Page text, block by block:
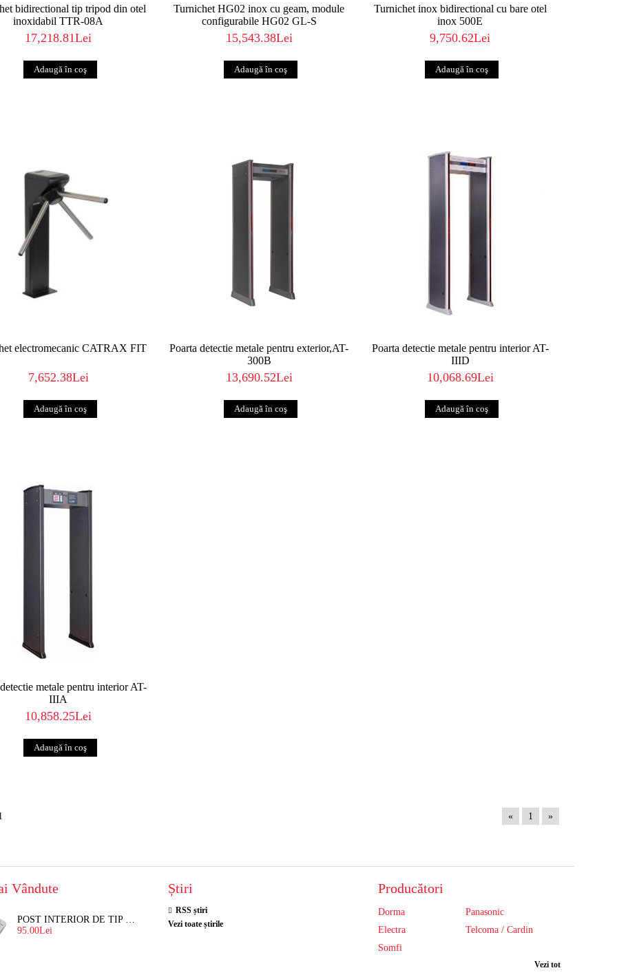
bidirectional tip tripod din otel
inoxidabil TTR-08A
17,218.81Lei
Turnichet HG02 inox cu geam, module
configurabile HG02 GL-S
15,543.38Lei
Turnichet inox bidirectional cu bare otel
inox 500E
9,750.62Lei
electromecanic CATRAX FIT
7,652.38Lei
Poarta detectie metale pentru exterior,AT-
300B
13,690.52Lei
Poarta detectie metale pentru interior AT-
IIID
10,068.69Lei
metale pentru interior AT-
IIIA
10,858.25Lei
« 1 »
Vândute
POST INTERIOR DE TIP TELEFON RESEL, T8018 PENTRU INTERFON DE BLOC
95.00Lei
Știri
RSS știri
Vezi toate știrile
Producători
Dorma
Panasonic
Electra
Telcoma / Cardin
Somfi
Vezi tot